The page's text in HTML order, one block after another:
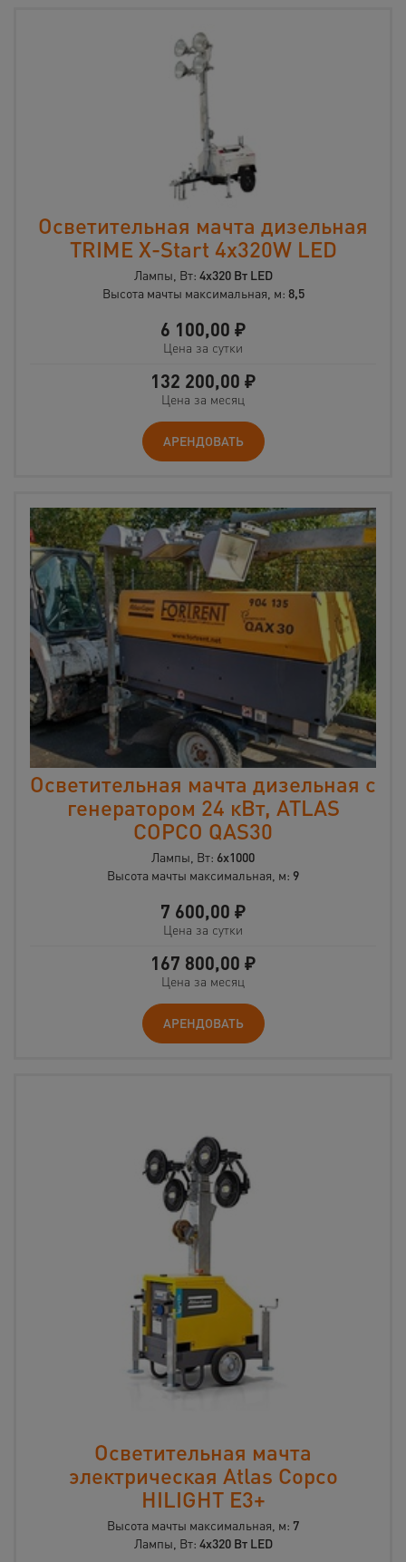
Осветительная мачта дизельная
TRIME X-Start 4x320W LED
Лампы, Вт: 4x320 Вт LED
Высота мачты максимальная, м: 8,5
6 100,00 ₽
Цена за сутки
132 200,00 ₽
Цена за месяц
АРЕНДОВАТЬ
Осветительная мачта дизельная с
генератором 24 кВт, ATLAS
COPCO QAS30
Лампы, Вт: 6х1000
Высота мачты максимальная, м: 9
7 600,00 ₽
Цена за сутки
167 800,00 ₽
Цена за месяц
АРЕНДОВАТЬ
Осветительная мачта
электрическая Atlas Copco
HILIGHT E3+
Высота мачты максимальная, м: 7
Лампы, Вт: 4x320 Вт LED